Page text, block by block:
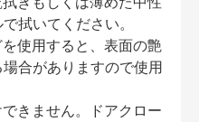
拭いてください。
使用すると、表面の艶
合がありますので使用
きません。ドアクロー